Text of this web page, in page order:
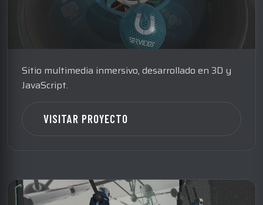
Sitio multimedia inmersivo, desarrollado en 3D y
JavaScript.
VISITAR PROYECTO